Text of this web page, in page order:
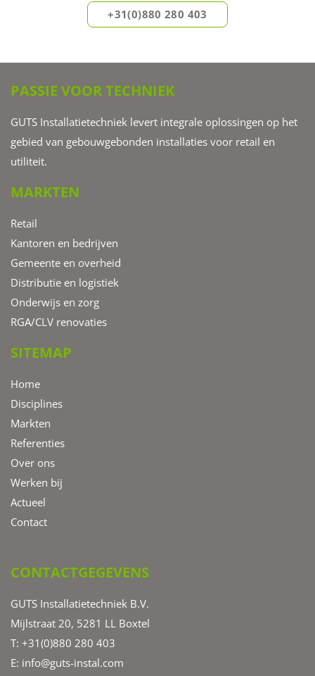
+31(0)880 280 403
PASSIE VOOR TECHNIEK
GUTS Installatietechniek levert integrale oplossingen op het
gebied van gebouwgebonden installaties voor retail en
utiliteit.
MARKTEN
Retail
Kantoren en bedrijven
Gemeente en overheid
Distributie en logistiek
Onderwijs en zorg
RGA/CLV renovaties
SITEMAP
Home
Disciplines
Markten
Referenties
Over ons
Werken bij
Actueel
Contact
CONTACTGEGEVENS
GUTS Installatietechniek B.V.
Mijlstraat 20, 5281 LL Boxtel
T: +31(0)880 280 403
E: info@guts-instal.com